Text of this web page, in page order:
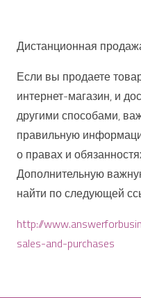
Дистанционная
Если вы продаете
интернет-магазин, и
другими способами,
правильную
о правах и
Дополнительную
найти по следующей
http://
sales-and-purchases